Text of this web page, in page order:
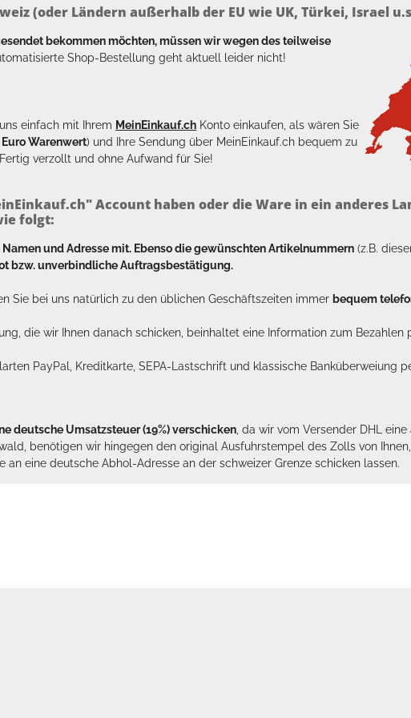
(oder Ländern außerhalb der EU wie UK, Türkei, Israel
bekommen möchten, müssen wir wegen des teilweise
Shop-Bestellung geht aktuell leider nicht!
einfach mit Ihrem MeinEinkauf.ch Konto einkaufen, als wären Sie
Warenwert) und Ihre Sendung über MeinEinkauf.ch bequem zu
verzollt und ohne Aufwand für Sie!
Account haben oder die Ware in ein anderes
folgt:
Namen und Adresse mit. Ebenso die gewünschten Artikelnummern (z.B.
bzw. unverbindliche Auftragsbestätigung.
Sie bei uns natürlich zu den üblichen Geschäftszeiten immer bequem
die wir Ihnen danach schicken, beinhaltet eine Information zum
PayPal, Kreditkarte, SEPA-Lastschrift und klassische Banküberweiung
deutsche Umsatzsteuer (19%) verschicken , da wir vom Versender DHL
benötigen wir hingegen den original Ausfuhrstempel des Zolls von
eine deutsche Abhol-Adresse an der schweizer Grenze schicken lassen.